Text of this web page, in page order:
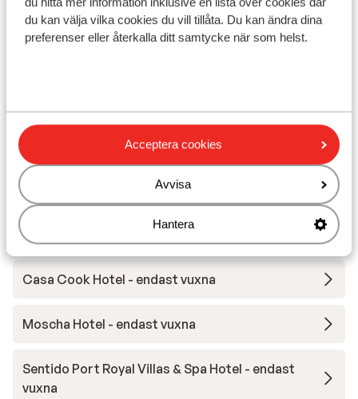
du kan välja vilka cookies du vill tillåta. Du kan ändra dina
preferenser eller återkalla ditt samtycke när som helst.
Acceptera cookies
Avvisa
Hantera
)
Avstånd till centrum: ca 2 km
Avstånd till flygplats ca 12 km
Närmaste restaurang ca 100 m
Närmaste sjukhus ca 6 km
Andra boenden i Rhodos
Cabu Hotel - endast vuxna
Casa Cook Hotel - endast vuxna
Moscha Hotel - endast vuxna
Sentido Port Royal Villas & Spa Hotel - endast
vuxna